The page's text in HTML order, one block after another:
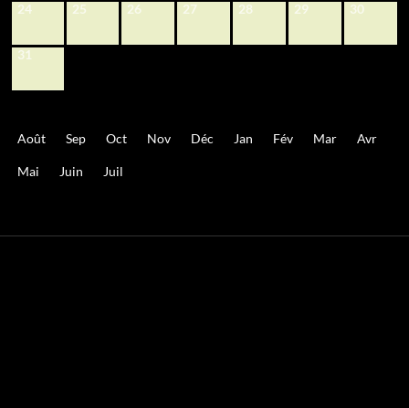
24 25 26 27 28 29 30
31
Août Sep Oct Nov Déc Jan Fév Mar Avr
Mai Juin Juil